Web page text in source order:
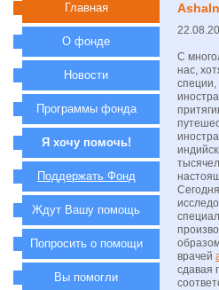
С
нас,
врачей
сдавая
Главная
О фонде
Новости
Программы фонда
Я хочу помочь!
Поддержать Фонд
Ждут Вашу помощь
Попросить о помощи
Вы помогли